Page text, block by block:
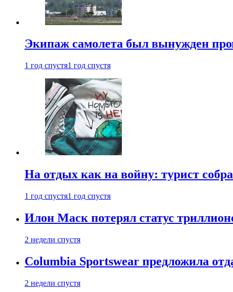
Экипаж самолета был вынужден
1 год спустя1 год спустя
На отдых как на войну: турист
1 год спустя1 год спустя
Илон Маск потерял статус
2 недели спустя
Columbia Sportswear предложила
2 недели спустя